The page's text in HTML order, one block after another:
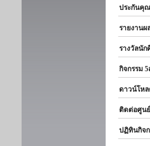
ประกันคุ
รายงานผล
รางวัลนัก
กิจกรรม 5
ดาวน์โหล
ติดต่อศูน
ปฏิทินกิจก